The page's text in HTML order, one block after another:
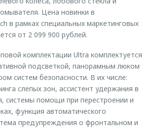
Цена новинки в
в рамках специальных маркетинговых
от 2 099 900 рублей.
комплектации Ultra комплектуется
подсветкой, панорамным люком
систем безопасности. В их числе:
слепых зон, ассистент удержания в
системы помощи при перестроении и
функция автоматического
предупреждения о фронтальном и